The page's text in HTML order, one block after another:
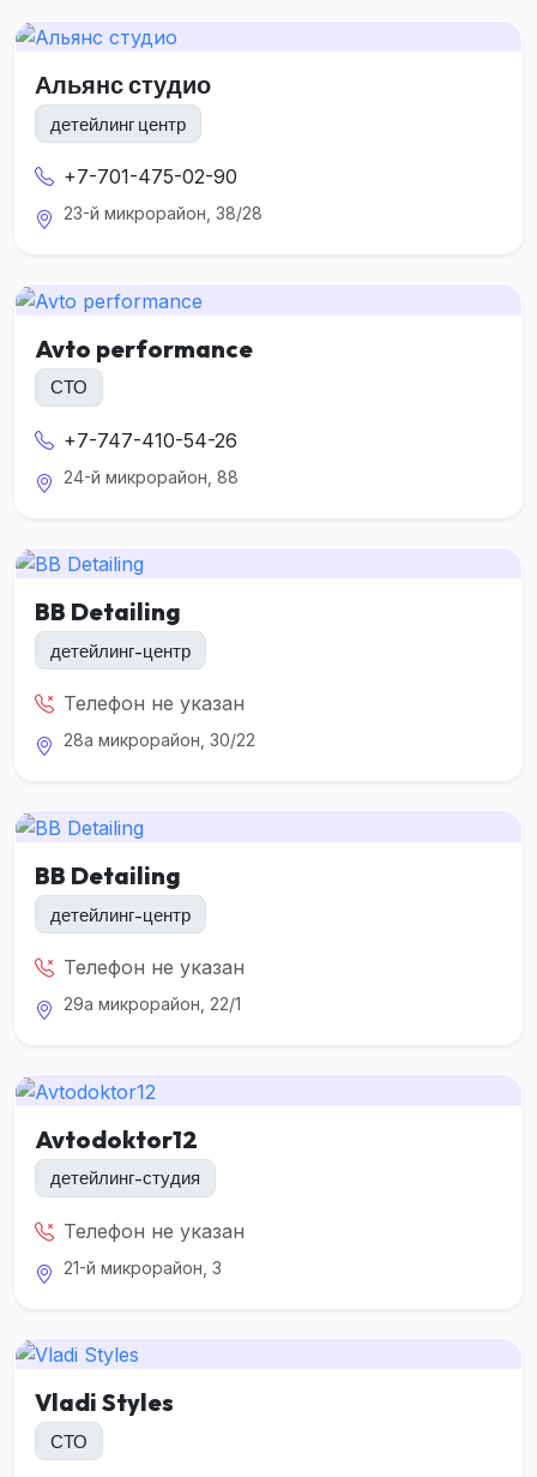
Альянс студио
детейлинг центр
+7-701-475-02-90
23-й микрорайон, 38/28
Avto performance
СТО
+7-747-410-54-26
24-й микрорайон, 88
BB Detailing
детейлинг-центр
Телефон не указан
28а микрорайон, 30/22
BB Detailing
детейлинг-центр
Телефон не указан
29а микрорайон, 22/1
Avtodoktor12
детейлинг-студия
Телефон не указан
21-й микрорайон, 3
Vladi Styles
СТО